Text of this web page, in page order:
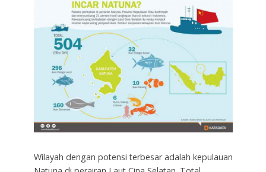
Wilayah dengan potensi terbesar adalah kepulauan